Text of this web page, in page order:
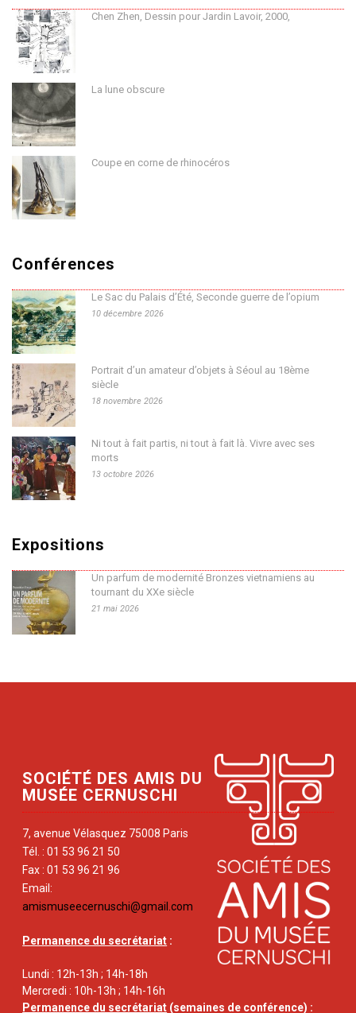
Chen Zhen, Dessin pour Jardin Lavoir, 2000,
La lune obscure
Coupe en corne de rhinocéros
Conférences
Le Sac du Palais d’Été, Seconde guerre de l’opium
10 décembre 2026
Portrait d’un amateur d’objets à Séoul au 18ème
siècle
18 novembre 2026
Ni tout à fait partis, ni tout à fait là. Vivre avec ses
morts
13 octobre 2026
Expositions
Un parfum de modernité Bronzes vietnamiens au
tournant du XXe siècle
21 mai 2026
SOCIÉTÉ DES AMIS DU
MUSÉE CERNUSCHI
7, avenue Vélasquez 75008 Paris
Tél. : 01 53 96 21 50
Fax : 01 53 96 21 96
Email:
amismuseecernuschi@gmail.com
Permanence du secrétariat :
Lundi : 12h-13h ; 14h-18h
Mercredi : 10h-13h ; 14h-16h
Permanence du secrétariat (semaines de conférence) :